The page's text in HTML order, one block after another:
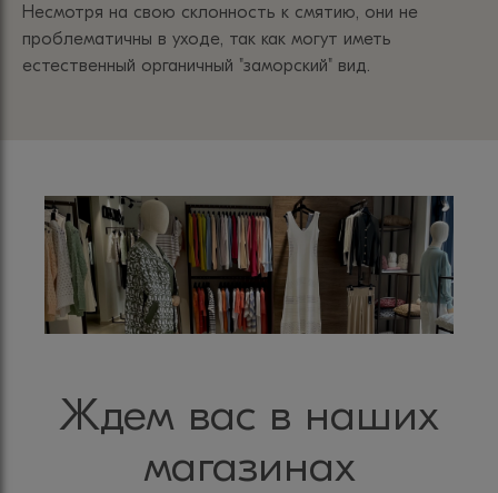
Несмотря на свою склонность к смятию, они не
проблематичны в уходе, так как могут иметь
естественный органичный "заморский" вид.
Ждем вас в наших
магазинах